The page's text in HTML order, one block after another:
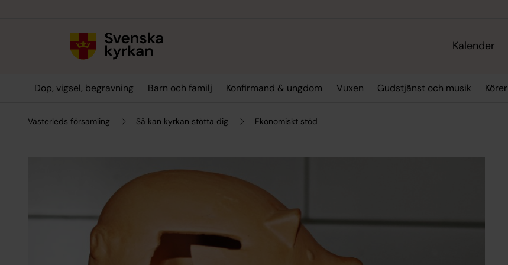
Kalender
Dop, vigsel, begravning Barn och familj Konfirmand & ungdom Vuxen Gudstjänst och musik Körer
Västerleds församling Så kan kyrkan stötta dig Ekonomiskt stöd